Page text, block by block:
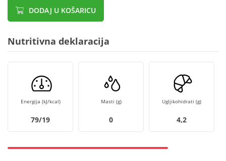
DODAJ U KOŠARICU
Nutritivna deklaracija
Energija (kJ/kcal)
79/19
Masti (g)
0
Ugljikohidrati (g)
4,2